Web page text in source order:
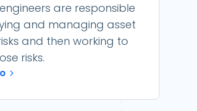
are responsible
and managing asset
and then working to
risks.